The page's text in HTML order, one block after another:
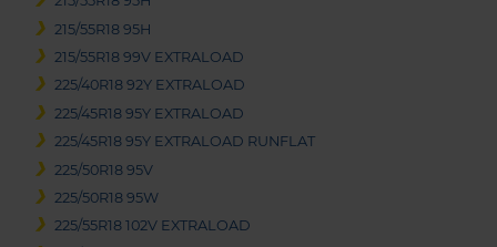
215/55R18 95H
215/55R18 99V EXTRALOAD
225/40R18 92Y EXTRALOAD
225/45R18 95Y EXTRALOAD
225/45R18 95Y EXTRALOAD RUNFLAT
225/50R18 95V
225/50R18 95W
225/55R18 102V EXTRALOAD